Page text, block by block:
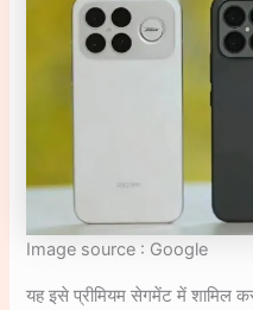
Image source : Google
यह इसे प्रीमियम सेगमेंट में शामिल